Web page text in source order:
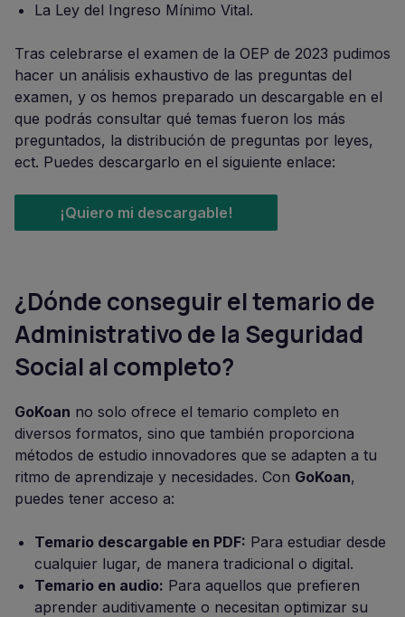
La Ley del Ingreso Mínimo Vital.
Tras celebrarse el examen de la OEP de 2023 pudimos
hacer un análisis exhaustivo de las preguntas del
examen, y os hemos preparado un descargable en el
que podrás consultar qué temas fueron los más
preguntados, la distribución de preguntas por leyes,
ect. Puedes descargarlo en el siguiente enlace:
¡Quiero mi descargable!
¿Dónde conseguir el temario de
Administrativo de la Seguridad
Social al completo?
GoKoan no solo ofrece el temario completo en
diversos formatos, sino que también proporciona
métodos de estudio innovadores que se adapten a tu
ritmo de aprendizaje y necesidades. Con GoKoan,
puedes tener acceso a:
Temario descargable en PDF: Para estudiar desde
cualquier lugar, de manera tradicional o digital.
Temario en audio: Para aquellos que prefieren
aprender auditivamente o necesitan optimizar su